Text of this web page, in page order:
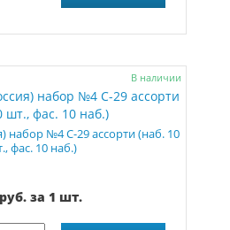
В наличии
набор №4 С-29 ассорти (наб. 10
фас. 10 наб.)
за 1 шт.